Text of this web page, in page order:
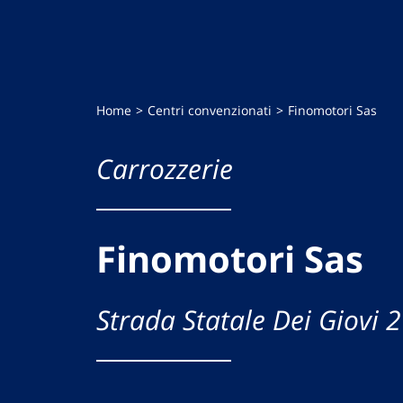
Home Centri convenzionati Finomotori Sas
Carrozzerie
Finomotori Sas
Strada Statale Dei Giovi